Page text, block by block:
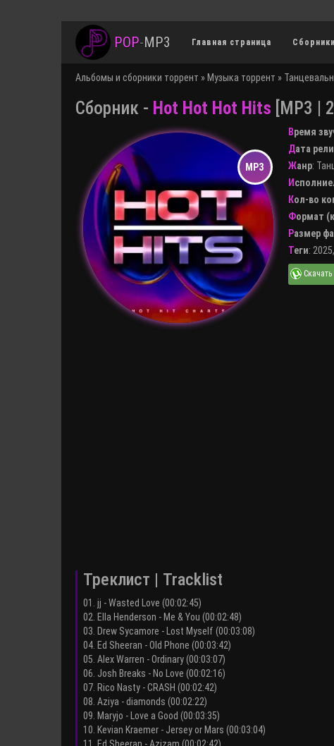
POP-MP3 Главная страница Сборники
Альбомы и сборники торрент » Музыка торрент »
Сборник - Hot Hot Hot Hits [MP3 |
Время
Дата
Жанр:
Кол-во
Формат
Размер
Теги: 2025,
Треклист | Tracklist
01. jj - Wasted Love (00:02:45)
02. Ella Henderson - Me & You (00:02:48)
03. Drew Sycamore - Lost Myself (00:03:08)
04. Ed Sheeran - Old Phone (00:03:42)
05. Alex Warren - Ordinary (00:03:07)
06. Josh Breaks - No Love (00:02:16)
07. Rico Nasty - CRASH (00:02:42)
08. Aziya - diamonds (00:02:22)
09. Maryjo - Love a Good (00:03:35)
10. Kevian Kraemer - Jersey or Mars (00:03:04)